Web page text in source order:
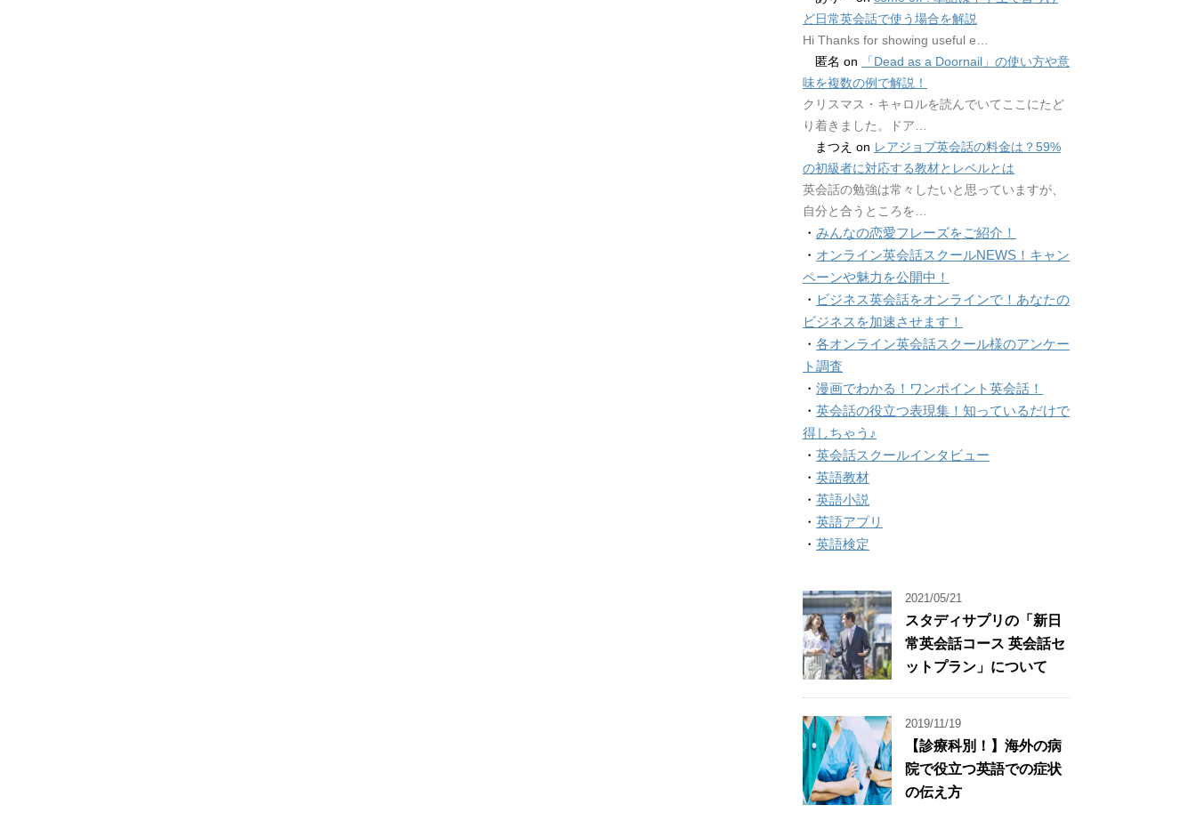
ど日常英会話で使う場合を解説
Hi Thanks for showing useful e…
匿名 on
「Dead as a Doornail」の使い方や意
味を複数の例で解説！
クリスマス・キャロルを読んでいてここにたど
り着きました。ドア…
まつえ on レアジョブ英会話の料金は？59%
の初級者に対応する教材とレベルとは
英会話の勉強は常々したいと思っていますが、
自分と合うところを…
・ みんなの恋愛フレーズをご紹介！
・ オンライン英会話スクールNEWS！キャン
ペーンや魅力を公開中！
・ ビジネス英会話をオンラインで！あなたの
ビジネスを加速させます！
・ 各オンライン英会話スクール様のアンケー
ト調査
・ 漫画でわかる！ワンポイント英会話！
・ 英会話の役立つ表現集！知っているだけで
得しちゃう♪
・ 英会話スクールインタビュー
・ 英語教材
・ 英語小説
・ 英語アプリ
・ 英語検定
2021/05/21
スタディサプリの「新日
常英会話コース 英会話セ
ットプラン」について
2019/11/19
【診療科別！】海外の病
院で役立つ英語での症状
の伝え方